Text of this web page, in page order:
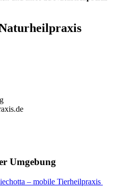
Umgebung
– mobile Tierheilpraxis